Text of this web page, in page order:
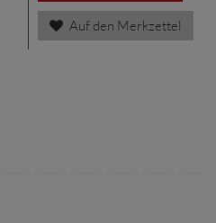
Auf den Merkzettel